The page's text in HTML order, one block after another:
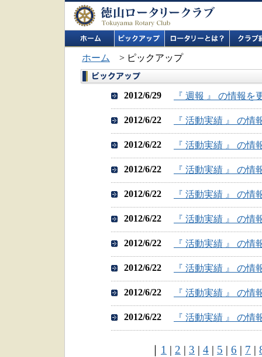
ホーム > ピックアップ
2012/6/29 『 週報 』 の情報を
2012/6/22 『 活動実績 』 の情
2012/6/22 『 活動実績 』 の情
2012/6/22 『 活動実績 』 の情
2012/6/22 『 活動実績 』 の情
2012/6/22 『 活動実績 』 の情
2012/6/22 『 活動実績 』 の情
2012/6/22 『 活動実績 』 の情
2012/6/22 『 活動実績 』 の情
2012/6/22 『 活動実績 』 の情
1 | 2 | 3 | 4 | 5 | 6 | 7 |